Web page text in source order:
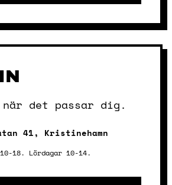
när det passar dig.
41, Kristinehamn
18. Lördagar 10-14.